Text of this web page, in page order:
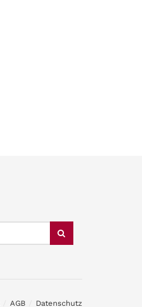
AGB Datenschutz